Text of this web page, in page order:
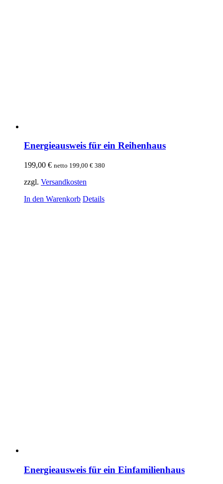
Energieausweis für ein Reihenhaus
199,00 € netto 199,00 € 380
zzgl. Versandkosten
In den Warenkorb Details
Energieausweis für ein Einfamilienhaus